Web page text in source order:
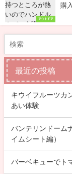
アウトドア
購
最近の投稿
キウイフルーツカ
あい体験
バンテリンドーム
イムシート編）
バーベキューでト